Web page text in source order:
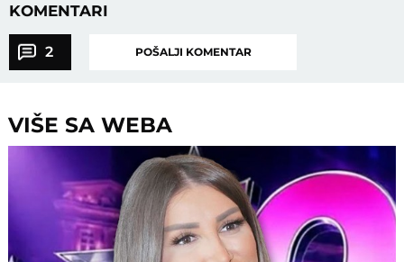
KOMENTARI
2 POŠALJI KOMENTAR
VIŠE SA WEBA